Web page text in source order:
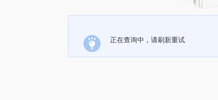
正在查询中，请刷新重试